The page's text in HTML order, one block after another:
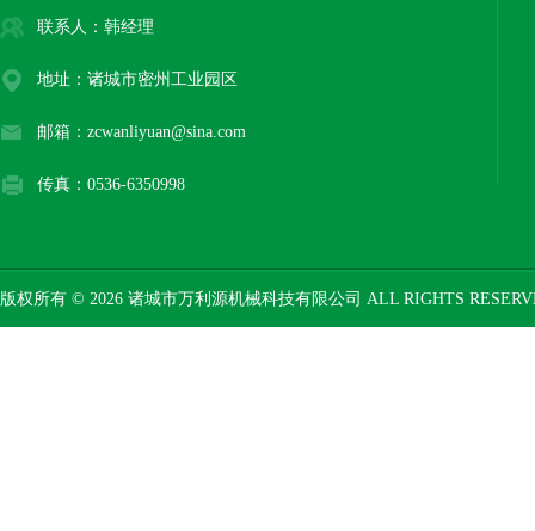
联系人：韩经理
地址：诸城市密州工业园区
邮箱：zcwanliyuan@sina.com
传真：0536-6350998
版权所有 © 2026 诸城市万利源机械科技有限公司 ALL RIGHTS